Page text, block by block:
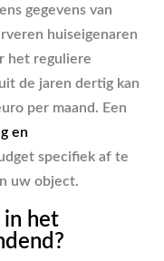
gegevens van
huiseigenaren
het reguliere
de jaren dertig kan
per maand. Een
en
specifiek af te
uw object.
in het